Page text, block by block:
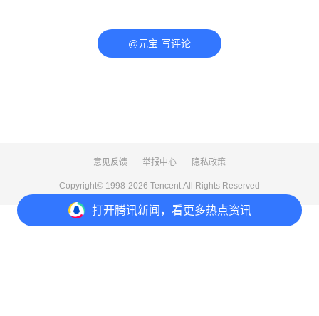
打开腾讯新闻，看更多热点资讯
@元宝 写评论
意见反馈 举报中心 隐私政策
Copyright© 1998-2026 Tencent.All Rights Reserved